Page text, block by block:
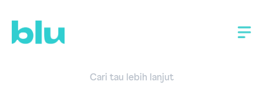
Cari tau lebih lanjut